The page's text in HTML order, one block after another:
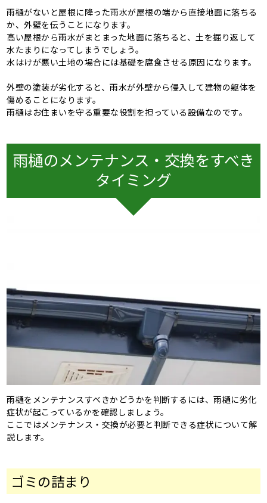
雨樋がないと屋根に降った雨水が屋根の端から直接地面に落ちる
か、外壁を伝うことになります。
高い屋根から雨水がまとまった地面に落ちると、土を掘り返して
水たまりになってしまうでしょう。
水はけが悪い土地の場合には基礎を腐食させる原因になります。
外壁の塗装が劣化すると、雨水が外壁から侵入して建物の躯体を
傷めることになります。
雨樋はお住まいを守る重要な役割を担っている設備なのです。
雨樋のメンテナンス・交換をすべき
タイミング
雨樋をメンテナンスすべきかどうかを判断するには、雨樋に劣化
症状が起こっているかを確認しましょう。
ここではメンテナンス・交換が必要と判断できる症状について解
説します。
ゴミの詰まり